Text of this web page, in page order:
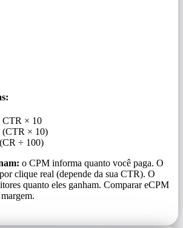
CTR × 10
(CTR × 10)
÷ 100)
o CPM informa quanto você paga. O
clique real (depende da sua CTR). O
quanto eles ganham. Comparar eCPM